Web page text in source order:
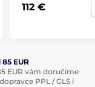
112 €
EUR
EUR vám doručíme
PPL / GLS i